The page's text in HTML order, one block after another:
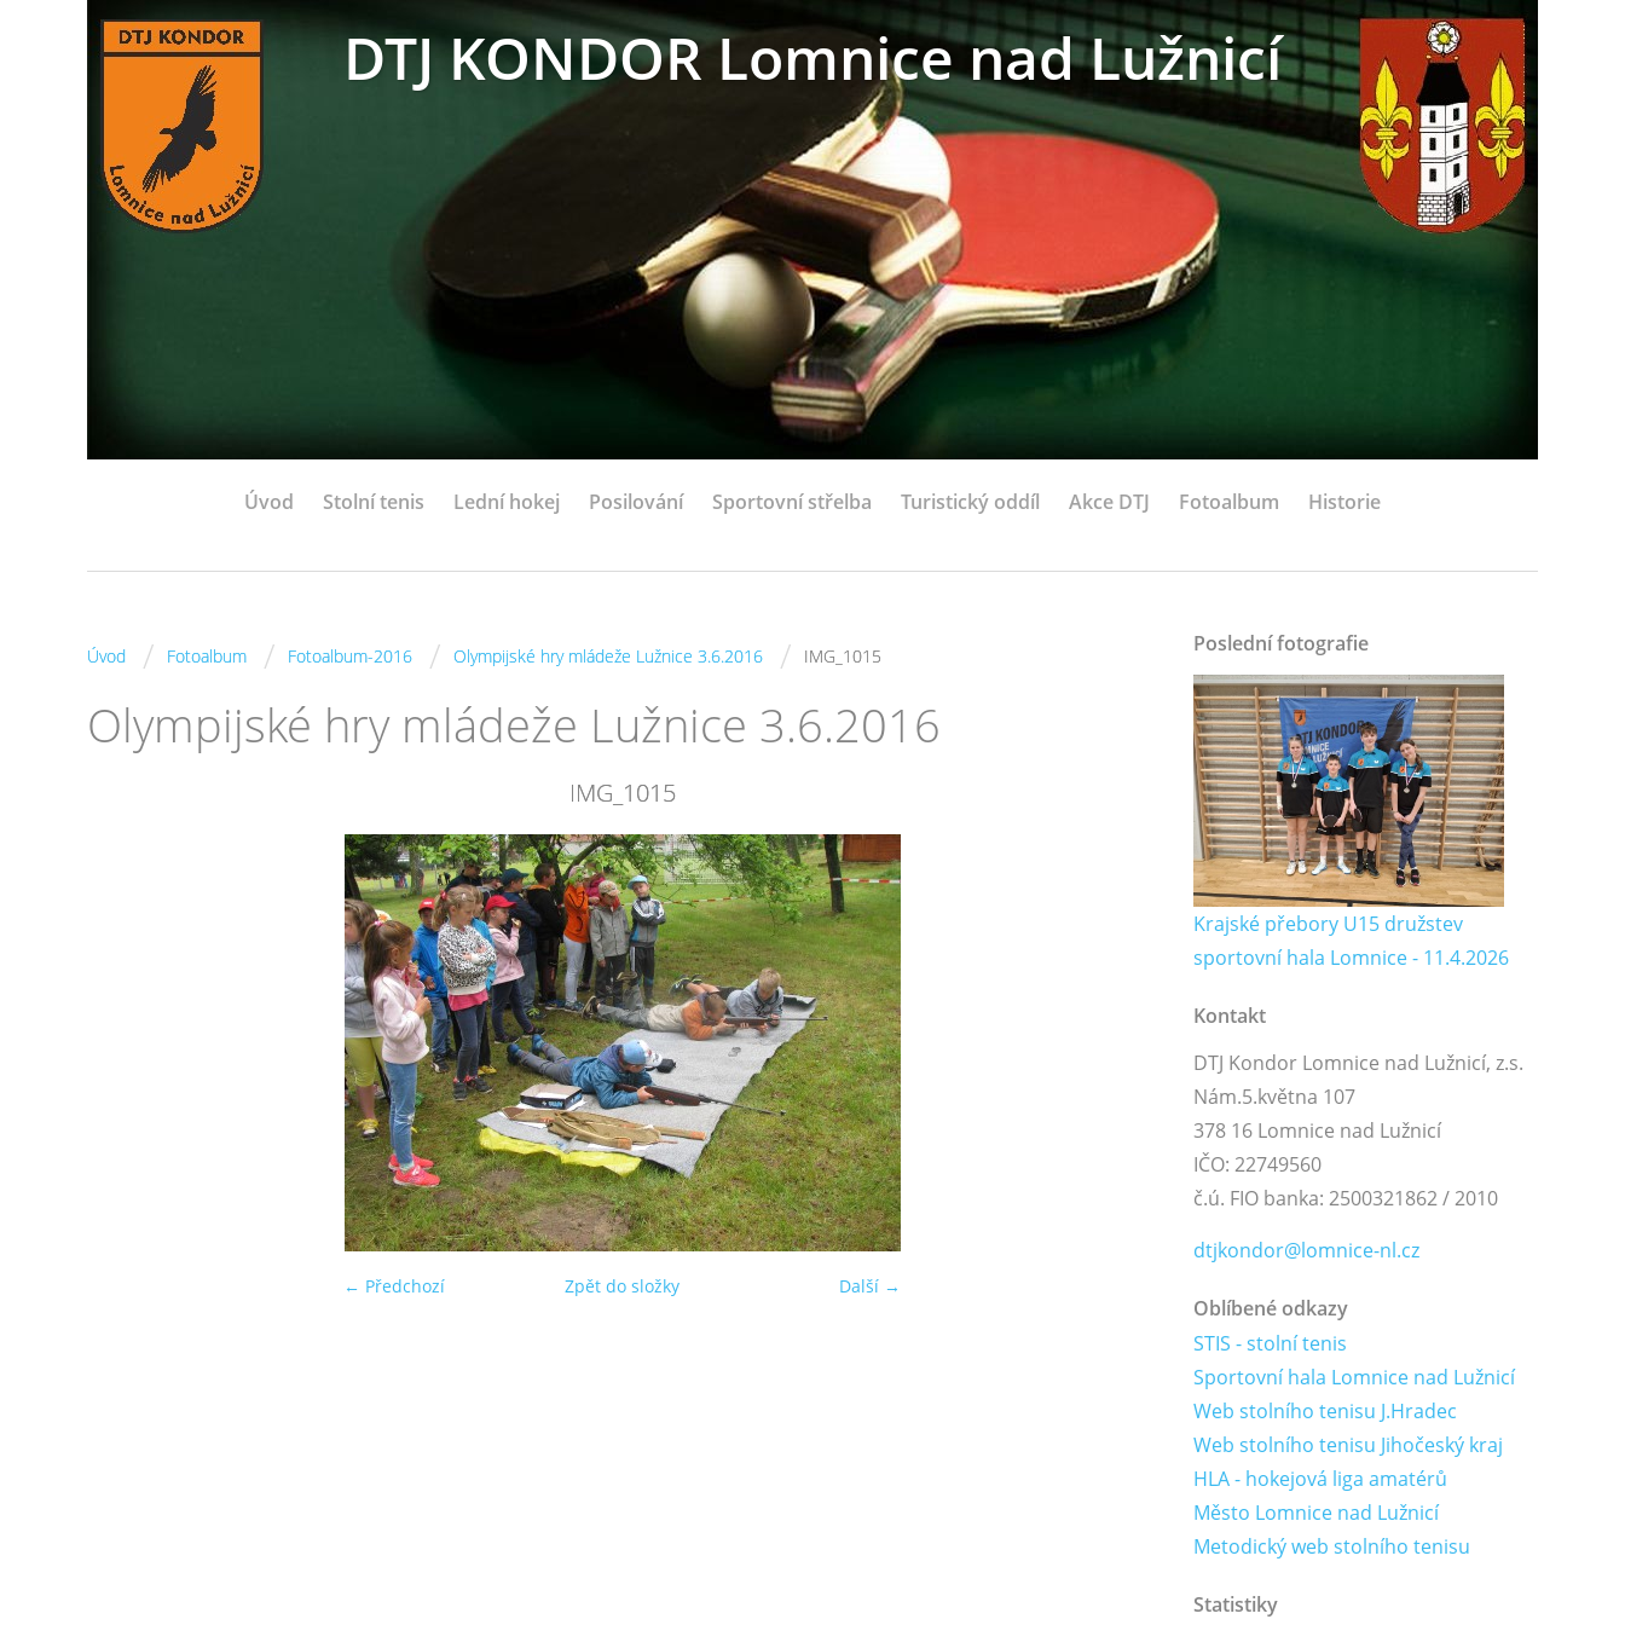
DTJ KONDOR Lomnice nad Lužnicí
Úvod Stolní tenis Lední hokej Posilování Sportovní střelba Turistický oddíl Akce DTJ Fotoalbum Historie
Úvod / Fotoalbum / Fotoalbum-2016 / Olympijské hry mládeže Lužnice 3.6.2016 / IMG_1015
Olympijské hry mládeže Lužnice 3.6.2016
IMG_1015
← Předchozí Další →
Zpět do složky
Poslední fotografie
Krajské přebory U15 družstev
sportovní hala Lomnice - 11.4.2026
Kontakt
DTJ Kondor Lomnice nad Lužnicí, z.s.
Nám.5.května 107
378 16 Lomnice nad Lužnicí
IČO: 22749560
č.ú. FIO banka: 2500321862 / 2010
dtjkondor@lomnice-nl.cz
Oblíbené odkazy
STIS - stolní tenis
Sportovní hala Lomnice nad Lužnicí
Web stolního tenisu J.Hradec
Web stolního tenisu Jihočeský kraj
HLA - hokejová liga amatérů
Město Lomnice nad Lužnicí
Metodický web stolního tenisu
Statistiky